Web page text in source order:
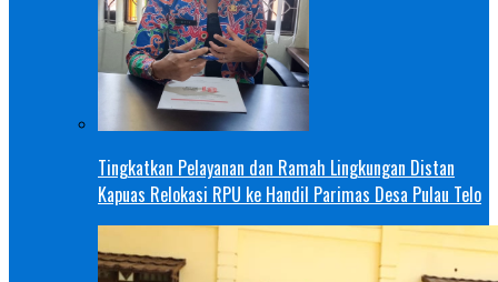
Tingkatkan Pelayanan dan Ramah Lingkungan Distan
Kapuas Relokasi RPU ke Handil Parimas Desa Pulau Telo